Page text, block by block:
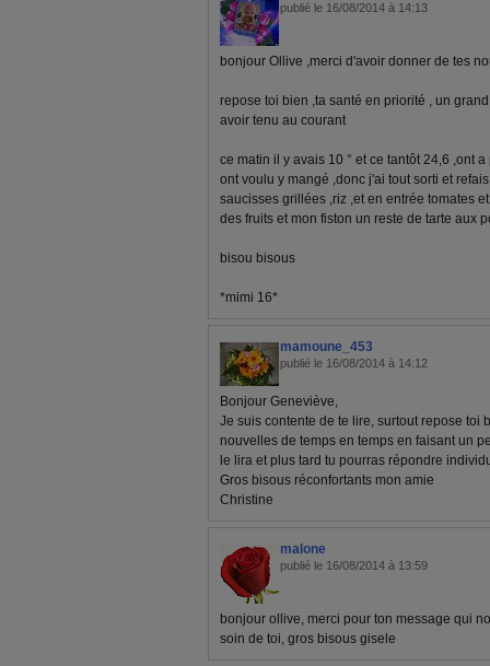
publié le 16/08/2014 à 14:13
bonjour Ollive ,merci d'avoir donner de tes
repose toi bien ,ta santé en priorité , un
avoir tenu au courant
ce matin il y avais 10 ° et ce tantôt 24,6 ,ont
ont voulu y mangé ,donc j'ai tout sorti et
saucisses grillées ,riz ,et en entrée tomates
des fruits et mon fiston un reste de tarte aux
bisou bisous
*mimi 16*
mamoune_453
publié le 16/08/2014 à 14:12
Bonjour Geneviève,
Je suis contente de te lire, surtout repose toi
nouvelles de temps en temps en faisant un
le lira et plus tard tu pourras répondre
Gros bisous réconfortants mon amie
Christine
malone
publié le 16/08/2014 à 13:59
bonjour ollive, merci pour ton message qui
soin de toi, gros bisous gisele